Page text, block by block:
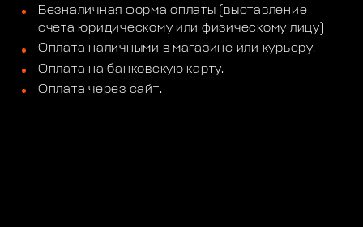
Безналичная форма оплаты (выставление
счета юридическому или физическому лицу)
Оплата наличными в магазине или курьеру.
Оплата на банковскую карту.
Оплата через сайт.